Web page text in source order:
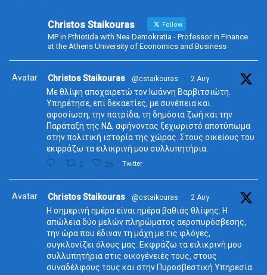
Christos Staikouras Follow
MP in Fthiotida with Nea Demokratia - Professor in Finance
at the Athens University of Economics and Business
Avatar Christos Staikouras @cstaikouras · 2 Αυγ
Με θλίψη αποχαιρετώ τον Ιωάννη Βαρβιτσιώτη.
Υπηρέτησε, επί δεκαετίες, με συνέπεια και
αφοσίωση, την πατρίδα, τη δημόσια ζωή και την
Παράταξη της ΝΔ, αφήνοντας ξεχωριστό αποτύπωμα
στην πολιτική ιστορία της χώρας. Στους οικείους του
εκφράζω τα ειλικρινή μου συλλυπητήρια.
2 26 Twitter
Avatar Christos Staikouras @cstaikouras · 2 Αυγ
Η σημερινή ημέρα είναι ημέρα βαθιάς θλίψης. Η
απώλεια δύο μελών πληρώματος αεροπυρόσβεσης,
την ώρα που έδιναν τη μάχη με τις φλόγες,
συγκλονίζει όλους μας. Εκφράζω τα ειλικρινή μου
συλλυπητήρια στις οικογένειές τους, στους
συναδέλφους τους και στην Πυροσβεστική Υπηρεσία.